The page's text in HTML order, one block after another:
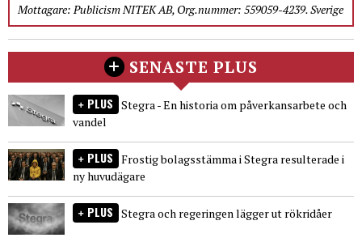
Mottagare: Publicism NITEK AB, Org.nummer: 559059-4239. Sverige
SENASTE PLUS
PLUS Stegra - En historia om påverkansarbete och
vandel
PLUS Frostig bolagsstämma i Stegra resulterade i
ny huvudägare
PLUS Stegra och regeringen lägger ut rökridåer